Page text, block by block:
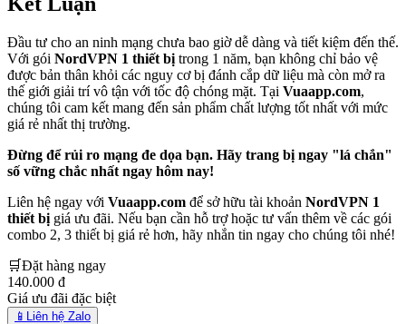
Đầu tư cho an ninh mạng chưa bao giờ dễ dàng và tiết kiệm đến thế.
Với gói NordVPN 1 thiết bị trong 1 năm, bạn không chỉ bảo vệ
được bản thân khỏi các nguy cơ bị đánh cắp dữ liệu mà còn mở ra
thế giới giải trí vô tận với tốc độ chóng mặt. Tại Vuaapp.com,
chúng tôi cam kết mang đến sản phẩm chất lượng tốt nhất với mức
giá rẻ nhất thị trường.
Đừng để rủi ro mạng đe dọa bạn. Hãy trang bị ngay "lá chắn"
số vững chắc nhất ngay hôm nay!
Liên hệ ngay với Vuaapp.com để sở hữu tài khoản NordVPN 1
thiết bị giá ưu đãi. Nếu bạn cần hỗ trợ hoặc tư vấn thêm về các gói
combo 2, 3 thiết bị giá rẻ hơn, hãy nhắn tin ngay cho chúng tôi nhé!
🛒Đặt hàng ngay
140.000 đ
Giá ưu đãi đặc biệt
📱 Liên hệ Zalo